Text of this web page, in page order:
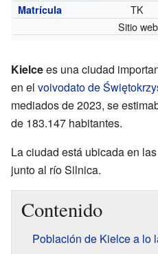
Matrícula
TK
Sitio
Kielcees una ciudad
en el voivodato de
mediados de 2023, se
de 183.147 habitantes.
La ciudad está ubicada en
junto al río Silnica.
Contenido
Población de Kielce a lo